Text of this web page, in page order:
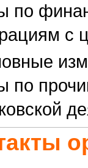
по
с
по